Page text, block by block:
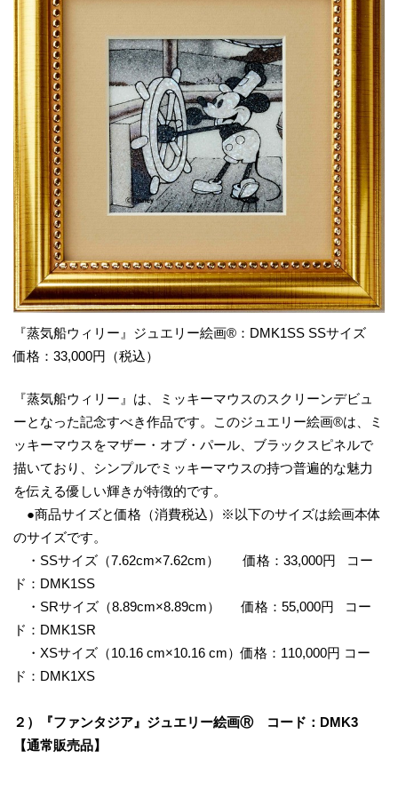
『蒸気船ウィリー』ジュエリー絵画®︎：DMK1SS SSサイズ
価格：33,000円（税込）
『蒸気船ウィリー』は、ミッキーマウスのスクリーンデビュ
ーとなった記念すべき作品です。このジュエリー絵画®︎は、ミ
ッキーマウスをマザー・オブ・パール、ブラックスピネルで
描いており、シンプルでミッキーマウスの持つ普遍的な魅力
を伝える優しい輝きが特徴的です。
●商品サイズと価格（消費税込）※以下のサイズは絵画本体
のサイズです。
・SSサイズ（7.62cm×7.62cm） 価格：33,000円 コー
ド：DMK1SS
・SRサイズ（8.89cm×8.89cm） 価格：55,000円 コー
ド：DMK1SR
・XSサイズ（10.16 cm×10.16 cm）価格：110,000円 コー
ド：DMK1XS
２） 『ファンタジア 』 ジュエリー絵画Ⓡ コード： DMK3
【通常販売品】